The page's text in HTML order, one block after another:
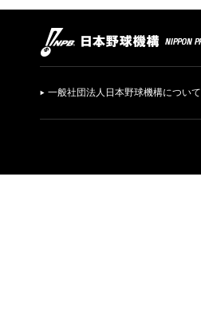
一般社団法人日本野球機構について